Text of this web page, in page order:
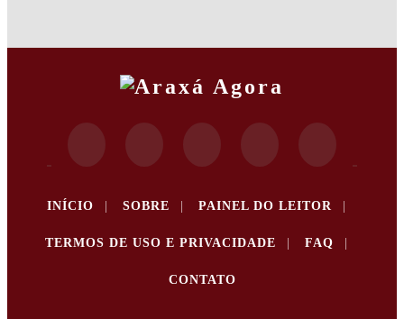
INÍCIO SOBRE PAINEL DO LEITOR
TERMOS DE USO E PRIVACIDADE FAQ
CONTATO